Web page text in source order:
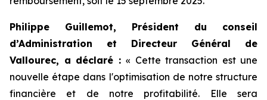
Philippe Guillemot, Président du conseil
d’Administration et Directeur Général de
Vallourec, a déclaré : « Cette transaction est une
nouvelle étape dans l'optimisation de notre structure
financière et de notre profitabilité. Elle sera